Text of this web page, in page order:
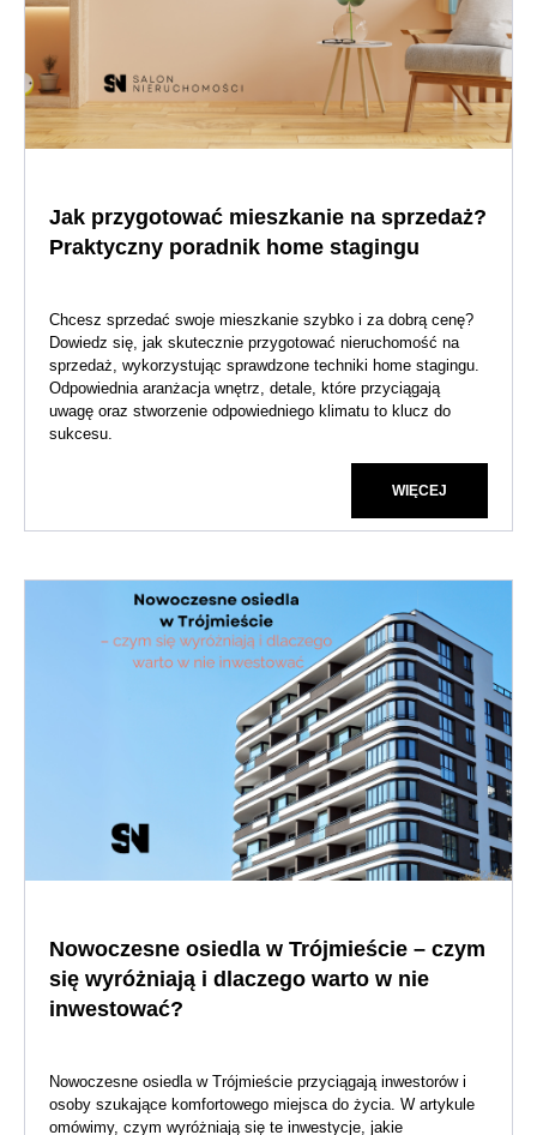
Jak przygotować mieszkanie na sprzedaż?
Praktyczny poradnik home stagingu
Chcesz sprzedać swoje mieszkanie szybko i za dobrą cenę?
Dowiedz się, jak skutecznie przygotować nieruchomość na
sprzedaż, wykorzystując sprawdzone techniki home stagingu.
Odpowiednia aranżacja wnętrz, detale, które przyciągają
uwagę oraz stworzenie odpowiedniego klimatu to klucz do
sukcesu.
WIĘCEJ
Nowoczesne osiedla w Trójmieście – czym
się wyróżniają i dlaczego warto w nie
inwestować?
Nowoczesne osiedla w Trójmieście przyciągają inwestorów i
osoby szukające komfortowego miejsca do życia. W artykule
omówimy, czym wyróżniają się te inwestycje, jakie